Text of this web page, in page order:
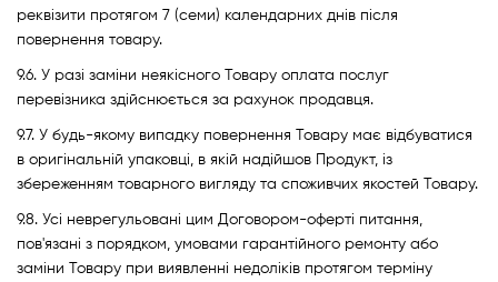
реквізити протягом 7 (семи) календарних днів після
повернення товару.
9.6. У разі заміни неякісного Товару оплата послуг
перевізника здійснюється за рахунок продавця.
9.7. У будь-якому випадку повернення Товару має відбуватися
в оригінальній упаковці, в якій надійшов Продукт, із
збереженням товарного вигляду та споживчих якостей Товару.
9.8. Усі неврегульовані цим Договором-оферті питання,
пов'язані з порядком, умовами гарантійного ремонту або
заміни Товару при виявленні недоліків протягом терміну